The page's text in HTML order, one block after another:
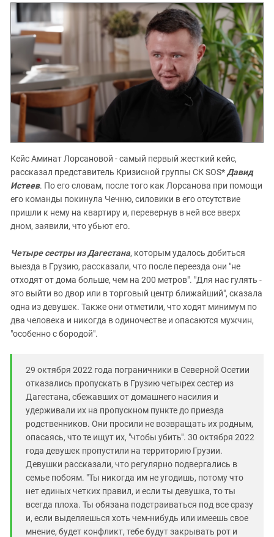
Кейс Аминат Лорсановой - самый первый жесткий кейс,
рассказал представитель Кризисной группы СК SOS*Давид
Истеев. По его словам, после того как Лорсанова при помощи
его команды покинула Чечню, силовики в его отсутствие
пришли к нему на квартиру и, перевернув в ней все вверх
дном, заявили, что убьют его.
Четыре сестры из Дагестана, которым удалось добиться
выезда в Грузию, рассказали, что после переезда они "не
отходят от дома больше, чем на 200 метров". "Для нас гулять -
это выйти во двор или в торговый центр ближайший", сказала
одна из девушек. Также они отметили, что ходят минимум по
два человека и никогда в одиночестве и опасаются мужчин,
"особенно с бородой".
29 октября 2022 года пограничники в Северной Осетии
отказались пропускать в Грузию четырех сестер из
Дагестана, сбежавших от домашнего насилия и
удерживали их на пропускном пункте до приезда
родственников. Они просили не возвращать их родным,
опасаясь, что те ищут их, "чтобы убить". 30 октября 2022
года девушек пропустили на территорию Грузии.
Девушки рассказали, что регулярно подвергались в
семье побоям. "Ты никогда им не угодишь, потому что
нет единых четких правил, и если ты девушка, то ты
всегда плоха. Ты обязана подстраиваться под все сразу
и, если выделяешься хоть чем-нибудь или имеешь свое
мнение, будет конфликт, тебе будут закрывать рот и